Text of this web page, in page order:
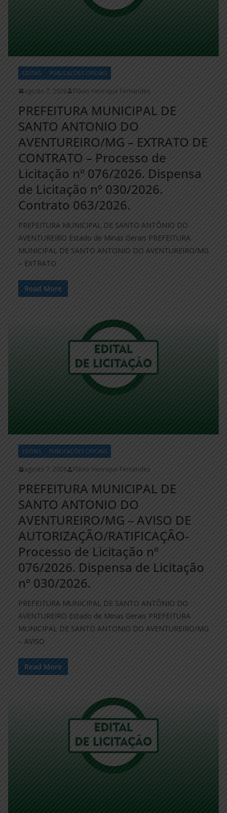
EDITAIS PUBLICAÇÕES OFICIAIS
agosto 7, 2026 Flávio Henrique Fernandes
PREFEITURA MUNICIPAL DE
SANTO ANTONIO DO
AVENTUREIRO/MG – EXTRATO DE
CONTRATO – Processo de
Licitação nº 076/2026. Dispensa
de Licitação nº 030/2026.
Contrato 063/2026.
PREFEITURA MUNICIPAL DE SANTO ANTÔNIO DO
AVENTUREIRO Estado de Minas Gerais PREFEITURA
MUNICIPAL DE SANTO ANTONIO DO AVENTUREIRO/MG
– EXTRATO
Read More
EDITAIS PUBLICAÇÕES OFICIAIS
agosto 7, 2026 Flávio Henrique Fernandes
PREFEITURA MUNICIPAL DE
SANTO ANTONIO DO
AVENTUREIRO/MG – AVISO DE
AUTORIZAÇÃO/RATIFICAÇÃO-
Processo de Licitação nº
076/2026. Dispensa de Licitação
nº 030/2026.
PREFEITURA MUNICIPAL DE SANTO ANTÔNIO DO
AVENTUREIRO Estado de Minas Gerais PREFEITURA
MUNICIPAL DE SANTO ANTONIO DO AVENTUREIRO/MG
– AVISO
Read More